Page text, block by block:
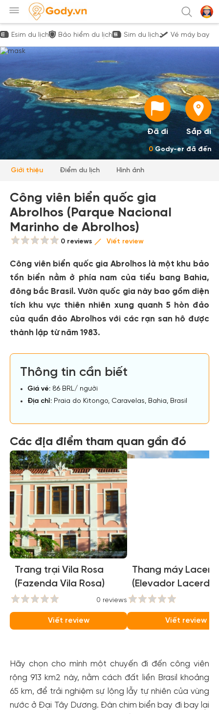
Esim du lịch Bảo hiểm du lịch Sim du lịch Vé máy bay
Đã đi Sắp đi
0Gody-er đã đến
Giới thiệu Điểm du lịch Hình ảnh
Công viên biển quốc gia
Abrolhos (Parque Nacional
Marinho de Abrolhos)
0 reviews Viết review
Công viên biển quốc gia Abrolhos là một khu bảo
tồn biển nằm ở phía nam của tiểu bang Bahia,
đông bắc Brasil. Vườn quốc gia này bao gồm diện
tích khu vực thiên nhiên xung quanh 5 hòn đảo
của quần đảo Abrolhos với các rạn san hô được
thành lập từ năm 1983.
Thông tin cần biết
Giá vé: 86 BRL/ người
Địa chỉ: Praia do Kitongo, Caravelas, Bahia, Brasil
Các địa điểm tham quan gần đó
Trang trại Vila Rosa
(Fazenda Vila Rosa)
0 reviews
Viết review
Thang máy
(Elevador Lacerda)
Viết review
Hãy chọn cho mình một chuyến đi đến công viên
rộng 913 km2 này, nằm cách đất liền Brasil khoảng
65 km, để trải nghiệm sự lộng lẫy tự nhiên của vùng
nước ở Đại Tây Dương. Đàn chim biển bay đi bay lại